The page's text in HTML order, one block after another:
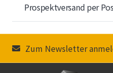
Prospektversand per
Zum Newsletter